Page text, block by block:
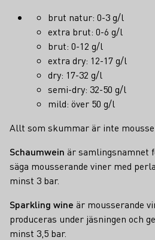
brut natur: 0-3 g/l
extra brut: 0-6 g/l
brut: 0-12 g/l
extra dry: 12-17 g/l
dry: 17-32 g/l
semi-dry: 32-50 g/l
mild: över 50 g/l
Allt som skummar är inte
Schaumwein är samlingsnamnet
säga mousserande viner med
minst 3 bar.
Sparkling wine är mousserande
produceras under jäsningen och
minst 3,5 bar.